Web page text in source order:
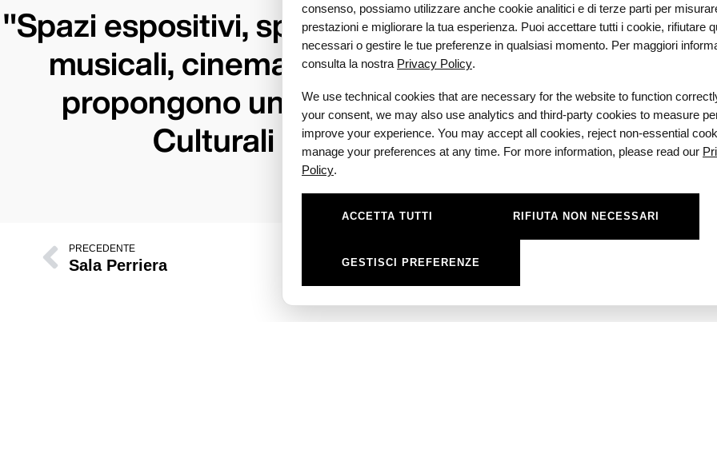
"Spazi espositivi, spazi per la formazione, per
musicali, cinematografiche e per iniziative di
propongono un’offerta culturale che anima i
Culturali alla Zisa tutti i giorni
PRECEDENTE
Sala Perriera
consenso, possiamo utilizzare anche cookie analitici e di terze parti per
prestazioni e migliorare la tua esperienza. Puoi accettare tutti i cookie, rifiutare
necessari o gestire le tue preferenze in qualsiasi momento. Per maggiori
consulta la nostra Privacy Policy.
We use technical cookies that are necessary for the website to function
your consent, we may also use analytics and third-party cookies to measure
improve your experience. You may accept all cookies, reject non-essential
manage your preferences at any time. For more information, please read our
Policy.
ACCETTA TUTTI RIFIUTA NON NECESSARI
GESTISCI PREFERENZE